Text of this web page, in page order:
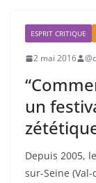
ESPRIT CRITIQUE
2 mai 2016
un
Depuis 2005,
sur-Seine